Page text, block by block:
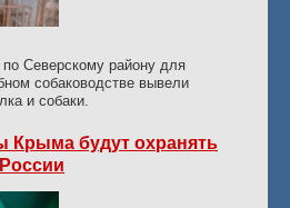
Северскому району для
собаководстве вывели
и собаки.
будут охранять